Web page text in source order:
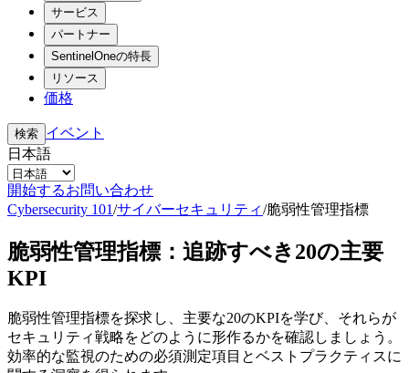
サービス
パートナー
SentinelOneの特長
リソース
価格
検索 イベント
日本語
開始するお問い合わせ
Cybersecurity 101/サイバーセキュリティ/脆弱性管理指標
脆弱性管理指標：追跡すべき20の主要
KPI
脆弱性管理指標を探求し、主要な20のKPIを学び、それらが
セキュリティ戦略をどのように形作るかを確認しましょう。
効率的な監視のための必須測定項目とベストプラクティスに